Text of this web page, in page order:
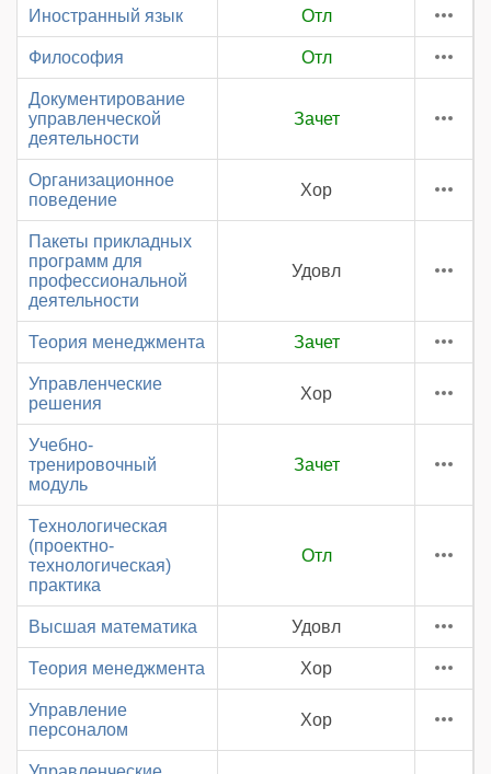
Иностранный язык Отл
Философия Отл
Документирование
управленческой
деятельности
Зачет
Организационное
поведение
Хор
Пакеты прикладных
программ для
профессиональной
деятельности
Удовл
Теория менеджмента Зачет
Управленческие
решения
Хор
Учебно-
тренировочный
модуль
Зачет
Технологическая
(проектно-
технологическая)
практика
Отл
Высшая математика Удовл
Теория менеджмента Хор
Управление
персоналом
Хор